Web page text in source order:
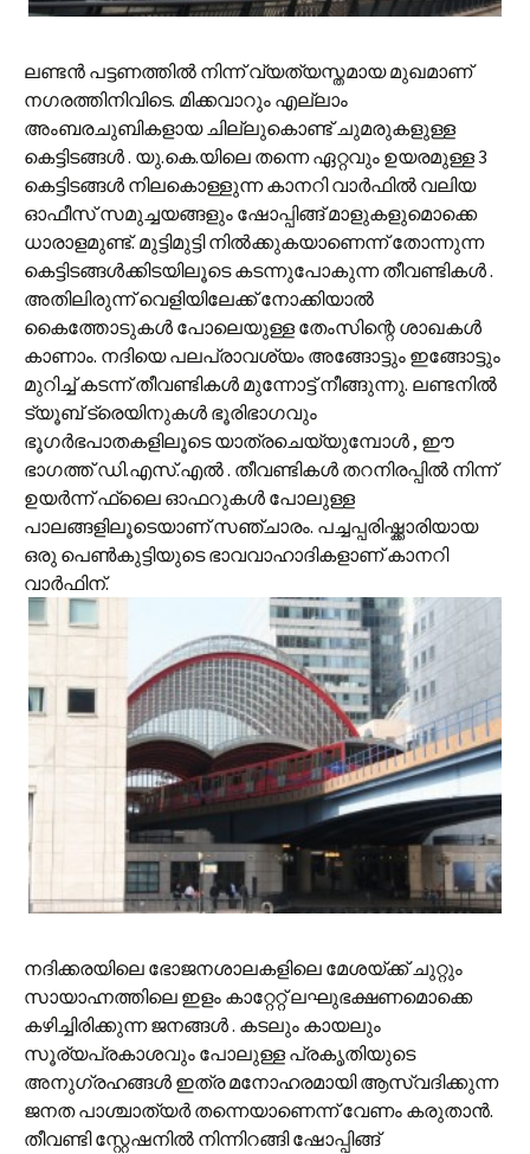
ലണ്ടന്‍ പട്ടണത്തില്‍ നിന്ന് വ്യത്യസ്തമായ മുഖമാണ്
നഗരത്തിനിവിടെ. മിക്കവാറും എല്ലാം
അംബരചുബികളായ ചില്ലുകൊണ്ട് ചുമരുകളുള്ള
കെട്ടിടങ്ങള്‍ . യു.കെ.യിലെ തന്നെ ഏറ്റവും ഉയരമുള്ള 3
കെട്ടിടങ്ങള്‍ നിലകൊള്ളുന്ന കാനറി വാര്‍ഫില്‍ വലിയ
ഓഫീസ് സമുച്ചയങ്ങളും ഷോപ്പിങ്ങ് മാളുകളുമൊക്കെ
ധാരാളമുണ്ട്. മുട്ടിമുട്ടി നില്‍ക്കുകയാണെന്ന് തോന്നുന്ന
കെട്ടിടങ്ങള്‍ക്കിടയിലൂടെ കടന്നുപോകുന്ന തീവണ്ടികള്‍ .
അതിലിരുന്ന് വെളിയിലേക്ക് നോക്കിയാല്‍
കൈത്തോടുകള്‍ പോലെയുള്ള തേംസിന്റെ ശാഖകള്‍
കാണാം. നദിയെ പലപ്രാവശ്യം അങ്ങോട്ടും ഇങ്ങോട്ടും
മുറിച്ച് കടന്ന് തീവണ്ടികള്‍ മുന്നോട്ട് നീങ്ങുന്നു. ലണ്ടനില്‍
ട്യൂബ് ട്രെയിനുകള്‍ ഭൂരിഭാഗവും
ഭൂഗര്‍ഭപാതകളിലൂടെ യാത്രചെയ്യുമ്പോള്‍ , ഈ
ഭാഗത്ത് ഡി.എസ്.എല്‍ . തീവണ്ടികള്‍ തറനിരപ്പില്‍ നിന്ന്
ഉയര്‍ന്ന് ഫ്ലൈ ഓഫറുകള്‍ പോലുള്ള
പാലങ്ങളിലൂടെയാണ് സഞ്ചാരം. പച്ചപ്പരിഷ്ക്കാരിയായ
ഒരു പെണ്‍കുട്ടിയുടെ ഭാവവാഹാദികളാണ് കാനറി
വാര്‍ഫിന്.
നദിക്കരയിലെ ഭോജനശാലകളിലെ മേശയ്ക്ക് ചുറ്റും
സായാഹ്നത്തിലെ ഇളം കാറ്റേറ്റ് ലഘുഭക്ഷണമൊക്കെ
കഴിച്ചിരിക്കുന്ന ജനങ്ങള്‍ . കടലും കായലും
സൂര്യപ്രകാശവും പോലുള്ള പ്രകൃതിയുടെ
അനുഗ്രഹങ്ങള്‍ ഇത്ര മനോഹരമായി ആസ്വദിക്കുന്ന
ജനത പാശ്ചാത്യര്‍ തന്നെയാണെന്ന് വേണം കരുതാന്‍.
തീവണ്ടി സ്റ്റേഷനില്‍ നിന്നിറങ്ങി ഷോപ്പിങ്ങ്